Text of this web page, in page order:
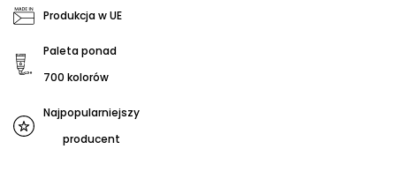
Produkcja w UE
Paleta ponad
700 kolorów
Najpopularniejszy
producent